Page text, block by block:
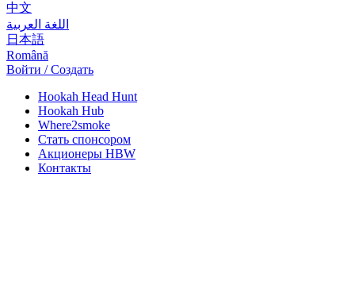
中文
اللغة العربية
日本語
Română
Войти / Создать
Hookah Head Hunt
Hookah Hub
Where2smoke
Стать спонсором
Акционеры HBW
Контакты